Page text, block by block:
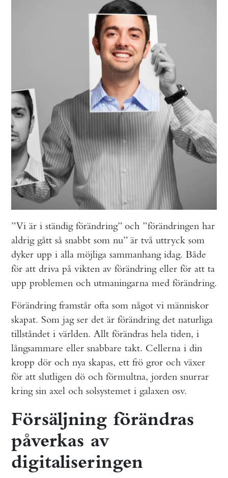
”Vi är i ständig förändring” och ”förändringen har
aldrig gått så snabbt som nu” är två uttryck som
dyker upp i alla möjliga sammanhang idag. Både
för att driva på vikten av förändring eller för att ta
upp problemen och utmaningarna med förändring.
Förändring framstår ofta som något vi människor
skapat. Som jag ser det är förändring det naturliga
tillståndet i världen. Allt förändras hela tiden, i
långsammare eller snabbare takt. Cellerna i din
kropp dör och nya skapas, ett frö gror och växer
för att slutligen dö och förmultna, jorden snurrar
kring sin axel och solsystemet i galaxen osv.
Försäljning förändras
påverkas av
digitaliseringen